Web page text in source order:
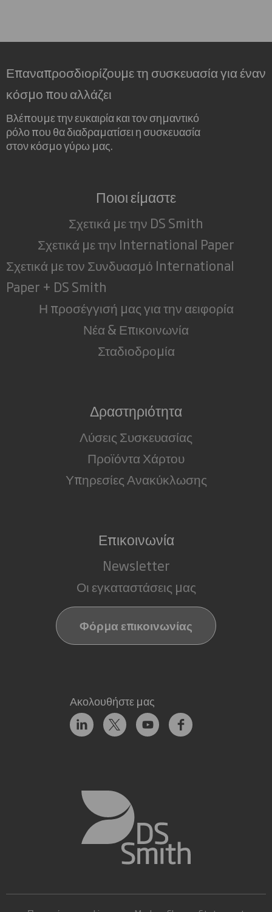
Επαναπροσδιορίζουμε τη συσκευασία για έναν
κόσμο που αλλάζει
Βλέπουμε την ευκαιρία και τον σημαντικό
ρόλο που θα διαδραματίσει η συσκευασία
στον κόσμο γύρω μας.
Ποιοι είμαστε
Σχετικά με την DS Smith
Σχετικά με την International Paper
Σχετικά με τον Συνδυασμό International
Paper + DS Smith
Η προσέγγισή μας για την αειφορία
Νέα & Επικοινωνία
Σταδιοδρομία
Δραστηριότητα
Λύσεις Συσκευασίας
Προϊόντα Χάρτου
Υπηρεσίες Ανακύκλωσης
Επικοινωνία
Newsletter
Οι εγκαταστάσεις μας
Φόρμα επικοινωνίας
Ακολουθήστε μας